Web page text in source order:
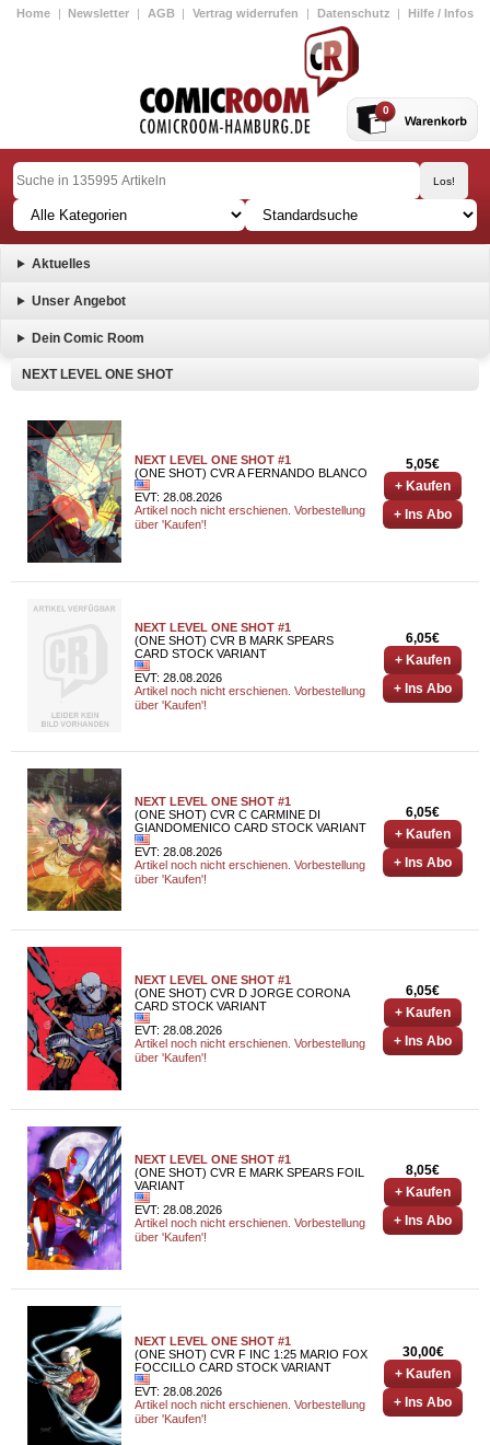
Home | Newsletter | AGB | Vertrag widerrufen | Datenschutz | Hilfe / Infos
0
Aktuelles
Unser Angebot
Dein Comic Room
NEXT LEVEL ONE SHOT
NEXT LEVEL ONE SHOT #1
(ONE SHOT) CVR A FERNANDO BLANCO
EVT: 28.08.2026
Artikel noch nicht erschienen. Vorbestellung
über 'Kaufen'!
5,05€
+ Kaufen
+ Ins Abo
NEXT LEVEL ONE SHOT #1
(ONE SHOT) CVR B MARK SPEARS
CARD STOCK VARIANT
EVT: 28.08.2026
Artikel noch nicht erschienen. Vorbestellung
über 'Kaufen'!
6,05€
+ Kaufen
+ Ins Abo
NEXT LEVEL ONE SHOT #1
(ONE SHOT) CVR C CARMINE DI
GIANDOMENICO CARD STOCK VARIANT
EVT: 28.08.2026
Artikel noch nicht erschienen. Vorbestellung
über 'Kaufen'!
6,05€
+ Kaufen
+ Ins Abo
NEXT LEVEL ONE SHOT #1
(ONE SHOT) CVR D JORGE CORONA
CARD STOCK VARIANT
EVT: 28.08.2026
Artikel noch nicht erschienen. Vorbestellung
über 'Kaufen'!
6,05€
+ Kaufen
+ Ins Abo
NEXT LEVEL ONE SHOT #1
(ONE SHOT) CVR E MARK SPEARS FOIL
VARIANT
EVT: 28.08.2026
Artikel noch nicht erschienen. Vorbestellung
über 'Kaufen'!
8,05€
+ Kaufen
+ Ins Abo
NEXT LEVEL ONE SHOT #1
(ONE SHOT) CVR F INC 1:25 MARIO FOX
FOCCILLO CARD STOCK VARIANT
EVT: 28.08.2026
Artikel noch nicht erschienen. Vorbestellung
über 'Kaufen'!
30,00€
+ Kaufen
+ Ins Abo